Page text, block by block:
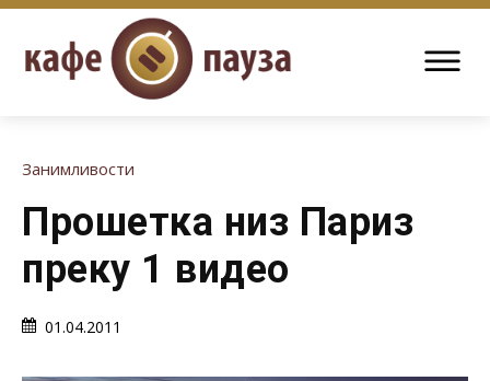
Занимливости
Прошетка низ Париз
преку 1 видео
01.04.2011